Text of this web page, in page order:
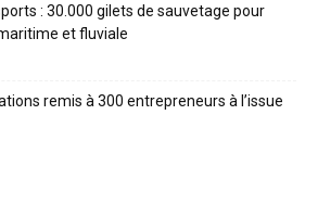
: 30.000 gilets de sauvetage pour
et fluviale
remis à 300 entrepreneurs à l’issue